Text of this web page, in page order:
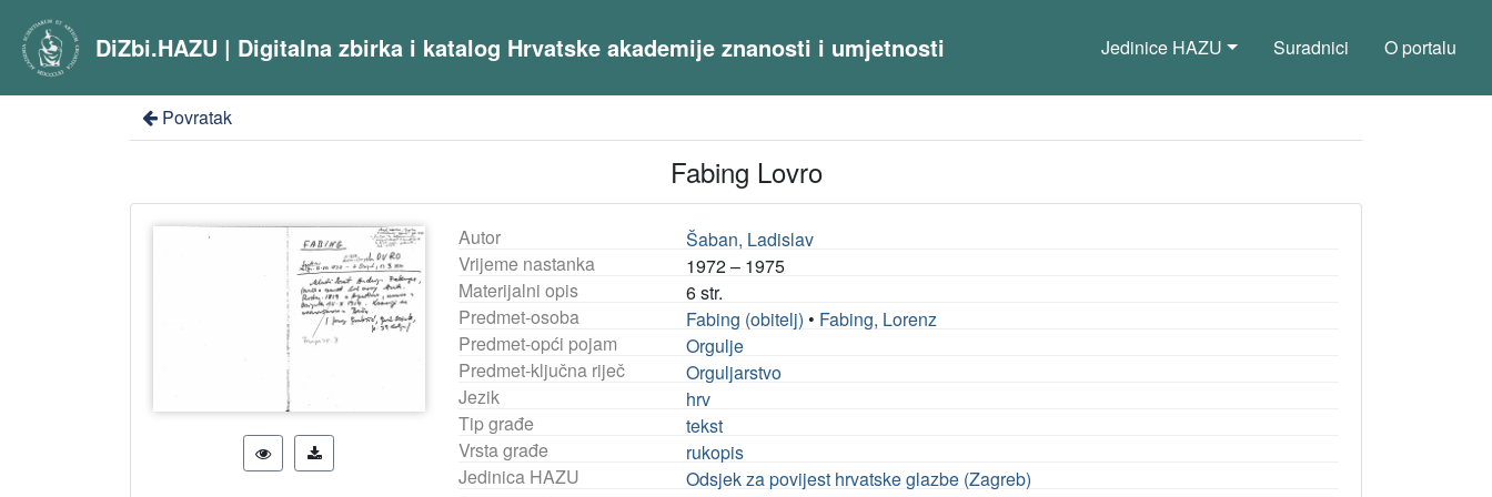
DiZbi.HAZU | Digitalna zbirka i katalog Hrvatske akademije znanosti i umjetnosti Jedinice HAZU Suradnici O portalu
Povratak
Fabing Lovro
Autor
Šaban, Ladislav
Vrijeme nastanka
1972 – 1975
Materijalni opis
6 str.
Predmet-osoba
Fabing (obitelj) • Fabing, Lorenz
Predmet-opći pojam
Orgulje
Predmet-ključna riječ
Orguljarstvo
Jezik
hrv
Tip građe
tekst
Vrsta građe
rukopis
Jedinica HAZU
Odsjek za povijest hrvatske glazbe (Zagreb)